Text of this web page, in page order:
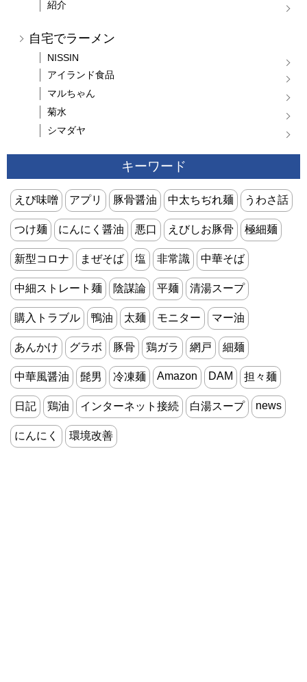
紹介
自宅でラーメン
NISSIN
アイランド食品
マルちゃん
菊水
シマダヤ
キーワード
えび味噌 アプリ 豚骨醤油 中太ちぢれ麺 うわさ話
つけ麺 にんにく醤油 悪口 えびしお豚骨 極細麺
新型コロナ まぜそば 塩 非常識 中華そば
中細ストレート麺 陰謀論 平麺 清湯スープ
購入トラブル 鴨油 太麺 モニター マー油
あんかけ グラボ 豚骨 鶏ガラ 網戸 細麺
中華風醤油 髭男 冷凍麺 Amazon DAM 担々麺
日記 鶏油 インターネット接続 白湯スープ news
にんにく 環境改善